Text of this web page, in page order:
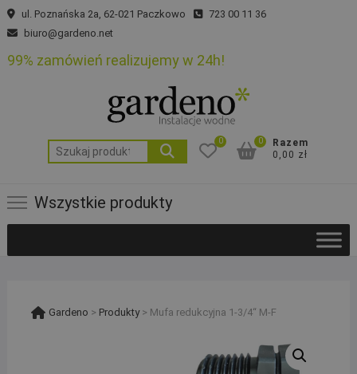
Skip
to
ul. Poznańska 2a, 62-021 Paczkowo
723 00 11 36
biuro@gardeno.net
99% zamówień realizujemy w 24h!
Szukaj:
0
Razem
0,00 zł
0
Wszystkie produkty
Gardeno > Produkty> Mufa redukcyjna 1-3/4“ M-F